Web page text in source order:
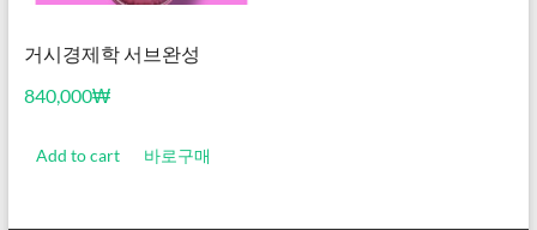
거시경제학 서브완성
840,000₩
Add to cart 바로구매